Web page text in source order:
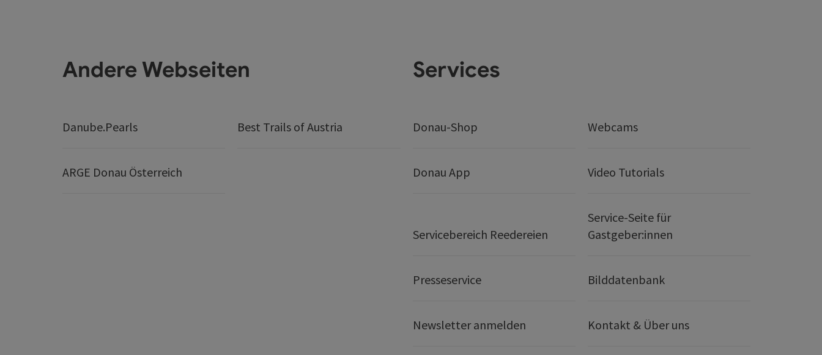
Andere Webseiten
Danube.Pearls Best Trails of Austria
ARGE Donau Österreich
Services
Donau-Shop Webcams
Donau App Video Tutorials
Servicebereich Reedereien
Service-Seite für
Gastgeber:innen
Presseservice Bilddatenbank
Newsletter anmelden Kontakt & Über uns